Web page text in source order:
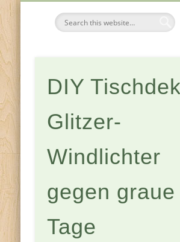
DIY
Glitzer-
Windlichter
gegen graue
Tage